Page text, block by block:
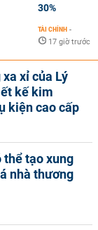
30%
TÀI CHÍNH -
17 giờ trước
xa xỉ của Lý
kế kim
kiện cao cấp
thể tạo xung
nhà thương